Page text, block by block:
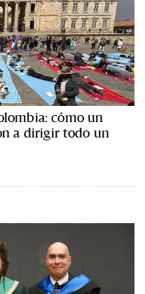
cómo un
a dirigir todo un